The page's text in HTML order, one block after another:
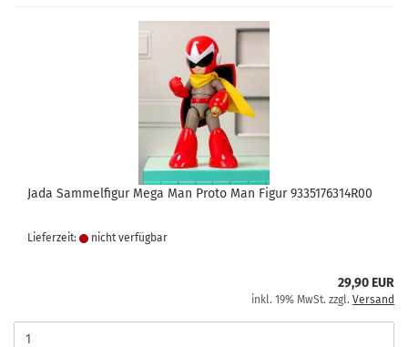
Jada Sammelfigur Mega Man Proto Man Figur 9335176314R00
Lieferzeit: nicht verfügbar
29,90 EUR
inkl. 19% MwSt. zzgl. Versand